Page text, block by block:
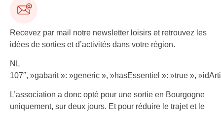
Recevez par mail notre newsletter loisirs et retrouvez les
idées de sorties et d’activités dans votre région.
NL
107″, »gabarit »: »generic », »hasEssentiel »: »true »,
L’association a donc opté pour une sortie en Bourgogne
uniquement, sur deux jours. Et pour réduire le trajet et le